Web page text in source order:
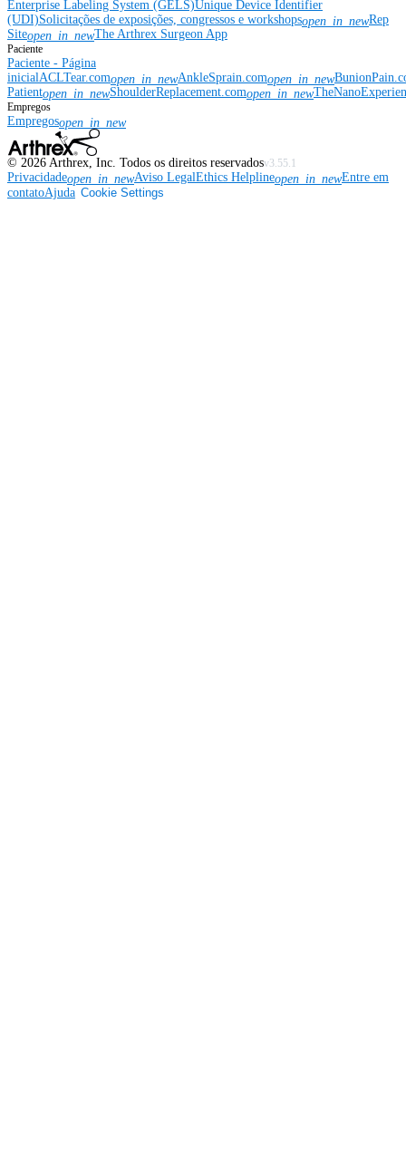
Enterprise Labeling System (GELS)Unique Device Identifier
(UDI)Solicitações de exposições, congressos e workshopsopen_in_newRep
Siteopen_in_newThe Arthrex Surgeon App
Paciente
Paciente - Página
inicialACLTear.comopen_in_newAnkleSprain.comopen_in_new
Patientopen_in_newShoulderReplacement.comopen_in_new
Empregos
Empregosopen_in_new
© 2026 Arthrex, Inc. Todos os direitos reservadosv3.55.1
Privacidadeopen_in_newAviso LegalEthics Helplineopen_in_newEntre em
contatoAjuda Cookie Settings